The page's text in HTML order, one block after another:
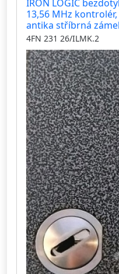
IRON LOGIC
13,56 MHz
antika stříbrná
4FN 231 26/ILMK.2